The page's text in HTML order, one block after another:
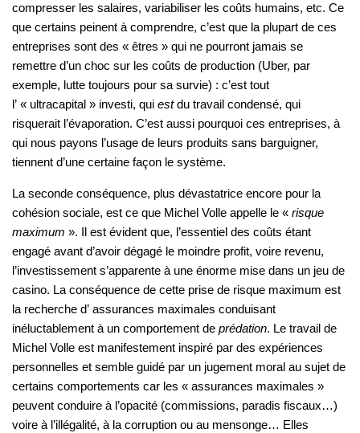
compresser les salaires, variabiliser les coûts humains, etc. Ce
que certains peinent à comprendre, c’est que la plupart de ces
entreprises sont des « êtres » qui ne pourront jamais se
remettre d’un choc sur les coûts de production (Uber, par
exemple, lutte toujours pour sa survie) : c’est tout
l’ « ultracapital » investi, qui estdu travail condensé, qui
risquerait l’évaporation. C’est aussi pourquoi ces entreprises, à
qui nous payons l’usage de leurs produits sans barguigner,
tiennent d’une certaine façon le système.
La seconde conséquence, plus dévastatrice encore pour la
cohésion sociale, est ce que Michel Volle appelle le « risque
maximum ». Il est évident que, l’essentiel des coûts étant
engagé avant d’avoir dégagé le moindre profit, voire revenu,
l’investissement s’apparente à une énorme mise dans un jeu de
casino. La conséquence de cette prise de risque maximum est
la recherche d’ assurances maximales conduisant
inéluctablement à un comportement de prédation. Le travail de
Michel Volle est manifestement inspiré par des expériences
personnelles et semble guidé par un jugement moral au sujet de
certains comportements car les « assurances maximales »
peuvent conduire à l’opacité (commissions, paradis fiscaux…)
voire à l’illégalité, à la corruption ou au mensonge… Elles